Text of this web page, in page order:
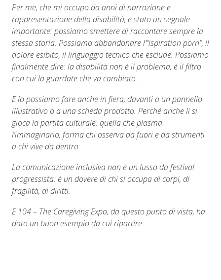
Per me, che mi occupo da anni di narrazione e
rappresentazione della disabilità, è stato un segnale
importante: possiamo smettere di raccontare sempre la
stessa storia. Possiamo abbandonare l’“ispiration porn”, il
dolore esibito, il linguaggio tecnico che esclude. Possiamo
finalmente dire: la disabilità non è il problema, è il filtro
con cui la guardate che va cambiato.
E lo possiamo fare anche in fiera, davanti a un pannello
illustrativo o a una scheda prodotto. Perché anche lì si
gioca la partita culturale: quella che plasma
l’immaginario, forma chi osserva da fuori e dà strumenti
a chi vive da dentro.
La comunicazione inclusiva non è un lusso da festival
progressista: è un dovere di chi si occupa di corpi, di
fragilità, di diritti.
E 104 – The Caregiving Expo, da questo punto di vista, ha
dato un buon esempio da cui ripartire.